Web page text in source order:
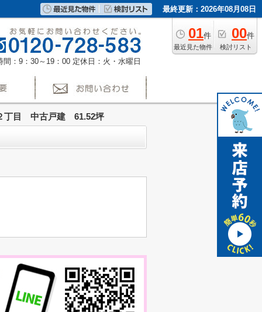
最終更新：2026年08月08日
01件
最近見た物件
00件
検討リスト
間：9：30～19：00 定休日：火・水曜日
丁目 中古戸建 61.52坪